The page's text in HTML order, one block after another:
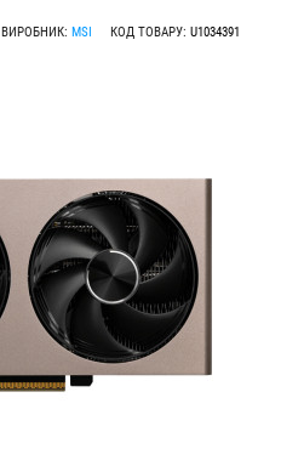
ВИРОБНИК: MSI КОД ТОВАРУ: U1034391